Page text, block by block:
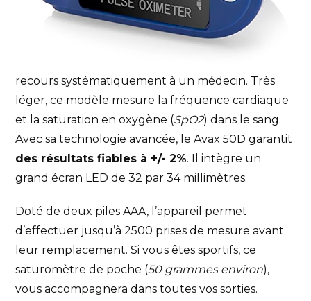
recours systématiquement à un médecin. Très
léger, ce modèle mesure la fréquence cardiaque
et la saturation en oxygène (SpO2) dans le sang.
Avec sa technologie avancée, le Avax 50D garantit
des résultats fiables à +/- 2%. Il intègre un
grand écran LED de 32 par 34 millimètres.
Doté de deux piles AAA, l’appareil permet
d’effectuer jusqu’à 2500 prises de mesure avant
leur remplacement. Si vous êtes sportifs, ce
saturomètre de poche (50 grammes environ),
vous accompagnera dans toutes vos sorties.